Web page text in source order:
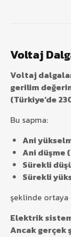
Voltaj
Voltaj
gerilim
(Türkiye’de
Bu sapma:
Ani
Ani düşme
Sürekli
Sürekli
şeklinde ortaya
Elektrik
Ancak gerçek